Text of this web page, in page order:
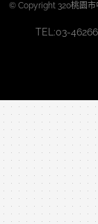
© Copyright 320桃園市
TEL:03-